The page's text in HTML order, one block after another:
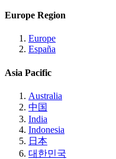
Europe Region
Europe
España
Asia Pacific
Australia
中国
India
Indonesia
日本
대한민국